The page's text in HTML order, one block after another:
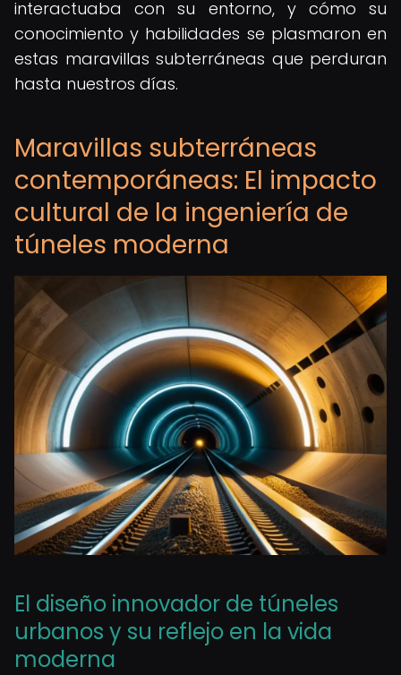
interactuaba con su entorno, y cómo su
conocimiento y habilidades se plasmaron en
estas maravillas subterráneas que perduran
hasta nuestros días.
Maravillas subterráneas
contemporáneas: El impacto
cultural de la ingeniería de
túneles moderna
El diseño innovador de túneles
urbanos y su reflejo en la vida
moderna